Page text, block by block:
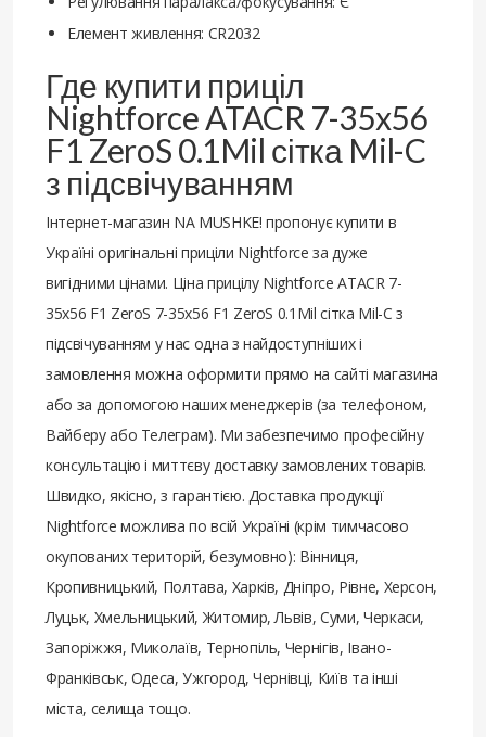
Елемент живлення: CR2032
Где купити приціл
Nightforce ATACR 7-35x56
F1 ZeroS 0.1Mil сітка Mil-C
з підсвічуванням
Інтернет-магазин NA MUSHKE! пропонує купити в
Україні оригінальні приціли Nightforce за дуже
вигідними цінами. Ціна прицілу Nightforce ATACR 7-
35x56 F1 ZeroS 7-35x56 F1 ZeroS 0.1Mil сітка Mil-C з
підсвічуванням у нас одна з найдоступніших і
замовлення можна оформити прямо на сайті магазина
або за допомогою наших менеджерів (за телефоном,
Вайберу або Телеграм). Ми забезпечимо професійну
консультацію і миттєву доставку замовлених товарів.
Швидко, якісно, з гарантією. Доставка продукції
Nightforce можлива по всій Україні (крім тимчасово
окупованих територій, безумовно): Вінниця,
Кропивницький, Полтава, Харків, Дніпро, Рівне, Херсон,
Луцьк, Хмельницький, Житомир, Львів, Суми, Черкаси,
Запоріжжя, Миколаїв, Тернопіль, Чернігів, Івано-
Франківськ, Одеса, Ужгород, Чернівці, Київ та інші
міста, селища тощо.